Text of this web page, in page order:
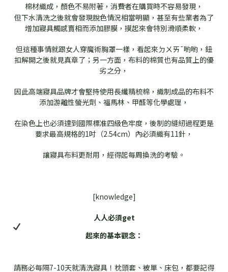
棉材織成，顏色不易附著，消費者在購買時不容易發現，
但下水清洗之後就會發現脫色情況相當明顯，甚至有些業者為了
增加寢具觸感賣相而添加膠膜，摸起來會特別滑順柔軟，
但這種事情就跟女人穿魔術胸罩一樣，看起來ㄉㄨㄞ¯喲喲，鈕
扣解開之後就見真章了；另一方面，布料的棉質也有品質上的優
劣之分，
因此高端寢具品牌才會堅持使用長纖精梳棉，織制成品的布料不
添加游離性螢光劑、福馬林、甲醛等化學處理，
在染色上也必須達到國際標准四級色牢度，後制的縫紉過程更是
要求最高規格的1吋（2.54cm）內必須織有11針，
讓寢具布料更耐用，經得起每周換洗的考驗。
[knowledge]
人人必須get
起來的基本觀念：
請務必每隔7-10天就清洗寢具！枕頭套、被單、床包，都要記得